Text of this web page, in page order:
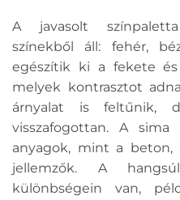
A javasolt
színekből áll: fehér,
egészítik ki a fekete és
melyek kontrasztot
árnyalat is feltűnik,
visszafogottan. A
anyagok, mint a
jellemzők. A
különbségein van,